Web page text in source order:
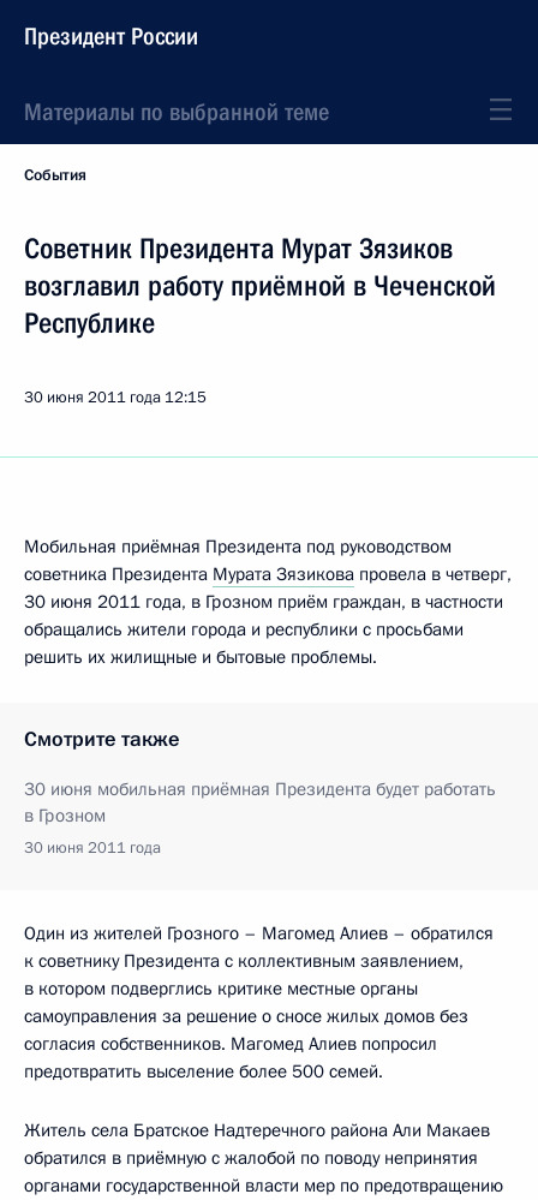
Президент России
Материалы по выбранной теме
События
Советник Президента Мурат Зязиков
возглавил работу приёмной в Чеченской
Республике
30 июня 2011 года 12:15
Мобильная приёмная Президента под руководством
советника Президента Мурата Зязикова провела в четверг,
30 июня 2011 года, в Грозном приём граждан, в частности
обращались жители города и республики с просьбами
решить их жилищные и бытовые проблемы.
Смотрите также
30 июня мобильная приёмная Президента будет работать
в Грозном
30 июня 2011 года
Один из жителей Грозного – Магомед Алиев – обратился
к советнику Президента с коллективным заявлением,
в котором подверглись критике местные органы
самоуправления за решение о сносе жилых домов без
согласия собственников. Магомед Алиев попросил
предотвратить выселение более 500 семей.
Житель села Братское Надтеречного района Али Макаев
обратился в приёмную с жалобой по поводу непринятия
органами государственной власти мер по предотвращению